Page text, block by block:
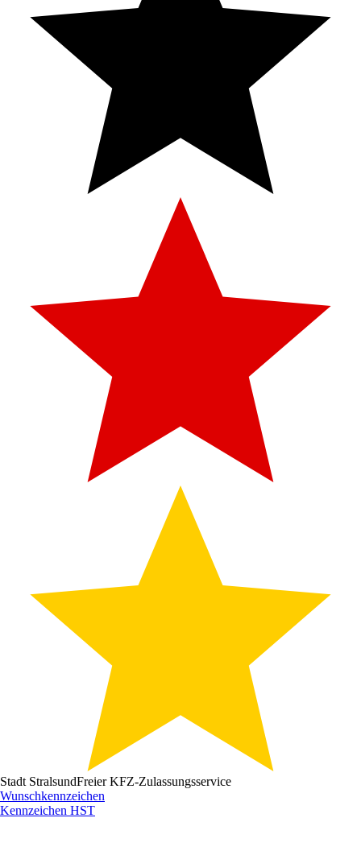
Stadt StralsundFreier KFZ-Zulassungsservice
Wunschkennzeichen
Kennzeichen HST